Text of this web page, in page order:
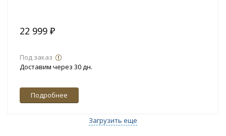
22 999 ₽
Под заказ
Доставим через 30 дн.
Подробнее
Загрузить еще